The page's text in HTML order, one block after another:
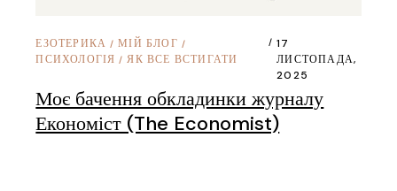
ЕЗОТЕРИКА /МІЙ БЛОГ /
ПСИХОЛОГІЯ /ЯК ВСЕ ВСТИГАТИ
17
ЛИСТОПАДА,
2025
Моє бачення обкладинки журналу
Економіст (The Economist)